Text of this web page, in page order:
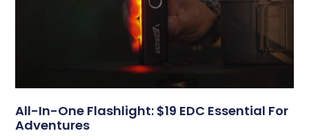
All-In-One Flashlight: $19 EDC Essential For
Adventures